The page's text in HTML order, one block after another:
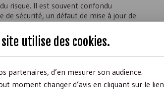
risque. Il est souvent confondu
sécurité, un défaut de mise à jour de
une pénalité potentielle etc.
diminuer la probabilité d’occurrence du
minimiser l’impact de l’événement lorsque
conséquences.
utilise des cookies.
d’en mesurer son audience.
moment changer d’avis en cliquant sur le lien